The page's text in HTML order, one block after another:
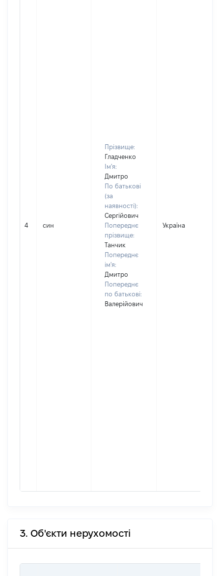
4 син
Прізвище:
Гладченко
Ім'я:
Дмитро
По батькові
(за
наявності):
Сергійович
Попереднє
прізвище:
Танчик
Попереднє
ім'я:
Дмитро
Попереднє
по батькові:
Валерійович
Україна
3. Об'єкти нерухомості